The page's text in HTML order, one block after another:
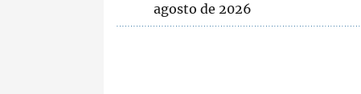
agosto de 2026